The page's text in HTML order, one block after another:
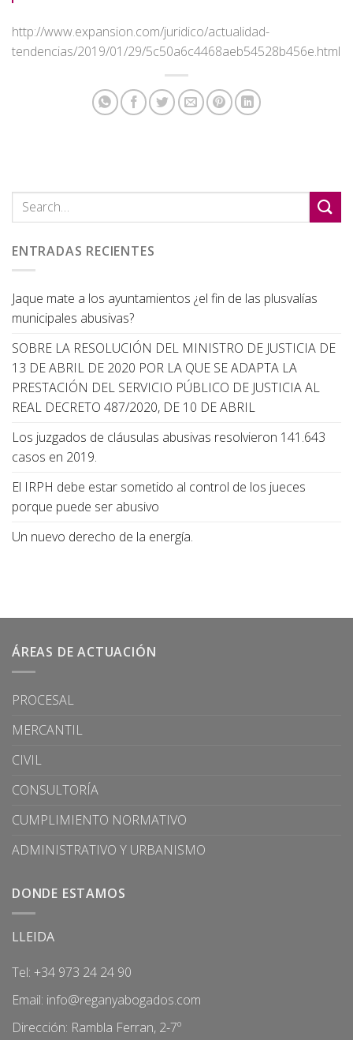
http://www.expansion.com/juridico/actualidad-
tendencias/2019/01/29/5c50a6c4468aeb54528b456e.html
ENTRADAS RECIENTES
Jaque mate a los ayuntamientos ¿el fin de las plusvalías
municipales abusivas?
SOBRE LA RESOLUCIÓN DEL MINISTRO DE JUSTICIA DE
13 DE ABRIL DE 2020 POR LA QUE SE ADAPTA LA
PRESTACIÓN DEL SERVICIO PÚBLICO DE JUSTICIA AL
REAL DECRETO 487/2020, DE 10 DE ABRIL
Los juzgados de cláusulas abusivas resolvieron 141.643
casos en 2019.
El IRPH debe estar sometido al control de los jueces
porque puede ser abusivo
Un nuevo derecho de la energía.
ÁREAS DE ACTUACIÓN
PROCESAL
MERCANTIL
CIVIL
CONSULTORÍA
CUMPLIMIENTO NORMATIVO
ADMINISTRATIVO Y URBANISMO
DONDE ESTAMOS
LLEIDA
Tel: +34 973 24 24 90
Email: info@reganyabogados.com
Dirección: Rambla Ferran, 2-7º